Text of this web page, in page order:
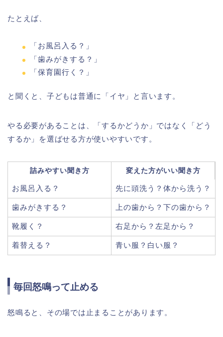
たとえば、
「お風呂入る？」
「歯みがきする？」
「保育園行く？」
と聞くと、子どもは普通に「イヤ」と言います。
やる必要があることは、「するかどうか」ではなく「どう
するか」を選ばせる方が使いやすいです。
詰みやすい聞き方 変えた方がいい聞き方
お風呂入る？ 先に頭洗う？体から洗う？
歯みがきする？ 上の歯から？下の歯から？
靴履く？ 右足から？左足から？
着替える？ 青い服？白い服？
毎回怒鳴って止める
怒鳴ると、その場では止まることがあります。